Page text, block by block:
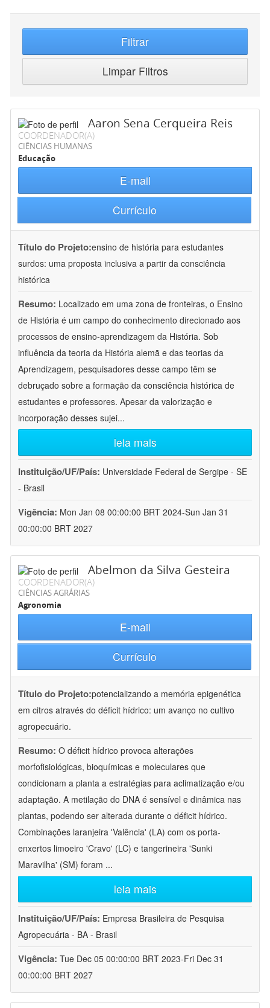
Filtrar
Limpar Filtros
Aaron Sena Cerqueira Reis
COORDENADOR(A)
CIÊNCIAS HUMANAS
Educação
E-mail
Currículo
Título do Projeto:ensino de história para estudantes
surdos: uma proposta inclusiva a partir da consciência
histórica
Resumo: Localizado em uma zona de fronteiras, o Ensino
de História é um campo do conhecimento direcionado aos
processos de ensino-aprendizagem da História. Sob
influência da teoria da História alemã e das teorias da
Aprendizagem, pesquisadores desse campo têm se
debruçado sobre a formação da consciência histórica de
estudantes e professores. Apesar da valorização e
incorporação desses sujei...
leia mais
Instituição/UF/País: Universidade Federal de Sergipe - SE
- Brasil
Vigência: Mon Jan 08 00:00:00 BRT 2024-Sun Jan 31
00:00:00 BRT 2027
Abelmon da Silva Gesteira
COORDENADOR(A)
CIÊNCIAS AGRÁRIAS
Agronomia
E-mail
Currículo
Título do Projeto:potencializando a memória epigenética
em citros através do déficit hídrico: um avanço no cultivo
agropecuário.
Resumo: O déficit hídrico provoca alterações
morfofisiológicas, bioquímicas e moleculares que
condicionam a planta a estratégias para aclimatização e/ou
adaptação. A metilação do DNA é sensível e dinâmica nas
plantas, podendo ser alterada durante o déficit hídrico.
Combinações laranjeira 'Valência' (LA) com os porta-
enxertos limoeiro 'Cravo' (LC) e tangerineira 'Sunki
Maravilha' (SM) foram ...
leia mais
Instituição/UF/País: Empresa Brasileira de Pesquisa
Agropecuária - BA - Brasil
Vigência: Tue Dec 05 00:00:00 BRT 2023-Fri Dec 31
00:00:00 BRT 2027